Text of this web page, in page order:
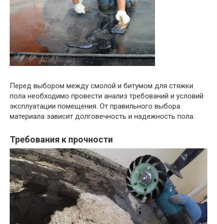
Перед выбором между смолой и битумом для стяжки
пола необходимо провести анализ требований и условий
эксплуатации помещения. От правильного выбора
материала зависит долговечность и надежность пола.
Требования к прочности